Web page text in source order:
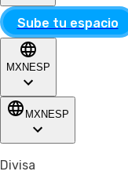
Sube tu espacio
MXN ESP
MXN ESP
Divisa